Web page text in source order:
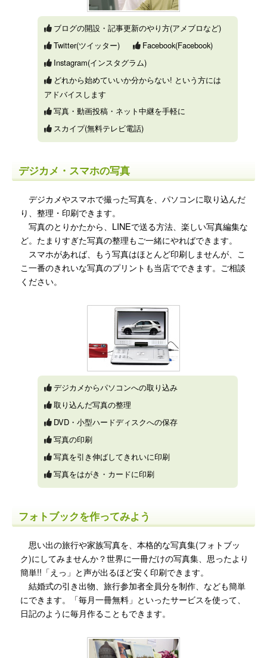
ブログの開設・記事更新のやり方(アメブロなど)
Twitter(ツイッター)
Facebook(Facebook)
Instagram(インスタグラム)
どれから始めていいか分からない! という方には
アドバイスします
写真・動画投稿・ネット中継を手軽に
スカイプ(無料テレビ電話)
デジカメ・スマホの写真
デジカメやスマホで撮った写真を、パソコンに取り込んだ
り、整理・印刷できます。
写真のとりかたから、LINEで送る方法、楽しい写真編集な
ど。たまりすぎた写真の整理もご一緒にやればできます。
スマホがあれば、もう写真はほとんど印刷しませんが、こ
こ一番のきれいな写真のプリントも当店でできます。ご相談
ください。
デジカメからパソコンへの取り込み
取り込んだ写真の整理
DVD・小型ハードディスクへの保存
写真の印刷
写真を引き伸ばしてきれいに印刷
写真をはがき・カードに印刷
フォトブックを作ってみよう
思い出の旅行や家族写真を、本格的な写真集(フォトブッ
ク)にしてみませんか？世界に一冊だけの写真集、思ったより
簡単!!「えっ」と声が出るほど安く印刷できます。
結婚式の引き出物、旅行参加者全員分を制作、なども簡単
にできます。「毎月一冊無料」といったサービスを使って、
日記のように毎月作ることもできます。